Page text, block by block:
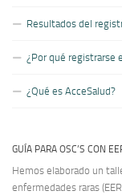
Resultados del
¿Por qué registrarse
¿Qué es AcceSalud?
GUÍA PARA OSC’S CON
Hemos elaborado un
enfermedades raras